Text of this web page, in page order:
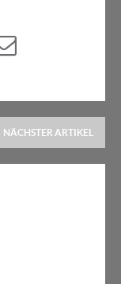
NÄCHSTER ARTIKEL